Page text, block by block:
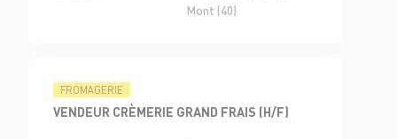
Mont (40)
FROMAGERIE
VENDEUR CRÈMERIE GRAND FRAIS (H/F)